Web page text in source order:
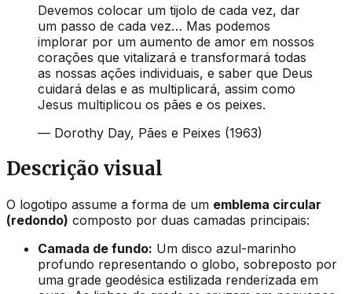
Devemos colocar um tijolo de cada vez, dar
um passo de cada vez… Mas podemos
implorar por um aumento de amor em nossos
corações que vitalizará e transformará todas
as nossas ações individuais, e saber que Deus
cuidará delas e as multiplicará, assim como
Jesus multiplicou os pães e os peixes.
— Dorothy Day, Pães e Peixes (1963)
Descrição visual
O logotipo assume a forma de um emblema circular
(redondo) composto por duas camadas principais:
Camada de fundo: Um disco azul-marinho
profundo representando o globo, sobreposto por
uma grade geodésica estilizada renderizada em